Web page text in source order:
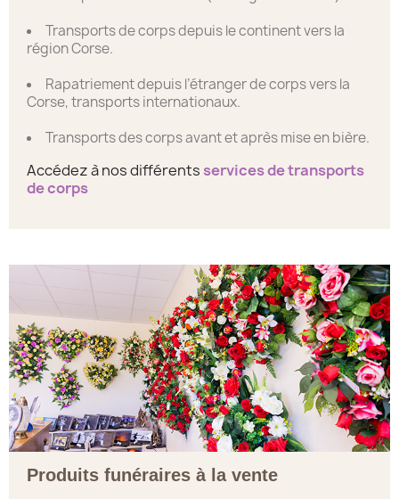
Transports de corps depuis le continent vers la
région Corse.
Rapatriement depuis l’étranger de corps vers la
Corse, transports internationaux.
Transports des corps avant et après mise en bière.
Accédez à nos différents services de transports
de corps
Produits funéraires à la vente